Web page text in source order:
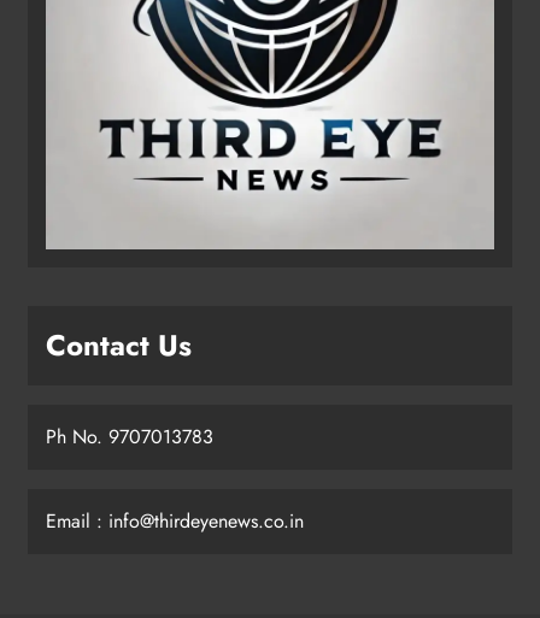
Contact Us
Ph No. 9707013783
Email : info@thirdeyenews.co.in